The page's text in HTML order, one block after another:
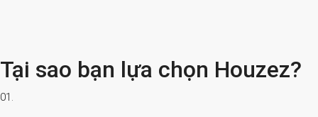
Tại sao bạn lựa chọn Houzez?
01.